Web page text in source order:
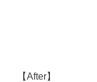
【After】